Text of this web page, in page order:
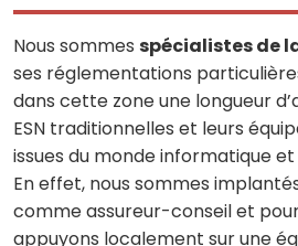
Nous sommes spécialistes de
ses réglementations
dans cette zone une longueur
ESN traditionnelles et leurs
issues du monde informatique et
En effet, nous sommes
comme assureur-conseil et
appuyons localement sur une